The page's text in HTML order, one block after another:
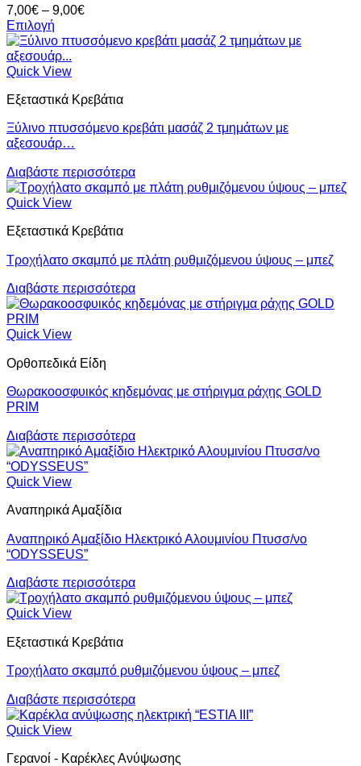
7,00€ – 9,00€Price
7,00€
Επιλογή
Αυτό
το
προϊόν
πολλαπλές
Οι
επιλογές
να
επιλεγούν
στη
σελίδα
του
προϊόντος
Quick View
Εξεταστικά Κρεβάτια
Ξύλινο πτυσσόμενο κρεβάτι μασάζ 2 τμημάτων με
αξεσουάρ…
Διαβάστε περισσότερα
Quick View
Εξεταστικά Κρεβάτια
Τροχήλατο σκαμπό με πλάτη ρυθμιζόμενου ύψους – μπεζ
Διαβάστε περισσότερα
Quick View
Ορθοπεδικά Είδη
Θωρακοοσφυικός κηδεμόνας με στήριγμα ράχης GOLD
PRIM
Διαβάστε περισσότερα
Quick View
Αναπηρικά Αμαξίδια
Αναπηρικό Αμαξίδιο Ηλεκτρικό Αλουμινίου Πτυσσ/νο
“ODYSSEUS”
Διαβάστε περισσότερα
Quick View
Εξεταστικά Κρεβάτια
Τροχήλατο σκαμπό ρυθμιζόμενου ύψους – μπεζ
Διαβάστε περισσότερα
Quick View
Γερανοί - Καρέκλες Ανύψωσης